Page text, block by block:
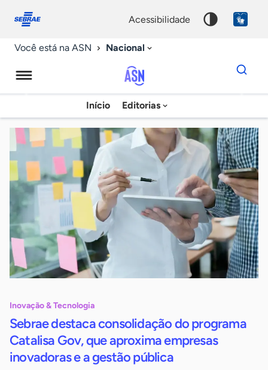
conosco
acessibilidade
Você está na ASN Nacional
Agência
Sebrae
de
Notícias
Início Editorias
Dados
para
chave
Inovação & Tecnologia
Sebrae destaca consolidação do programa
Catalisa Gov, que aproxima empresas
inovadoras e a gestão pública